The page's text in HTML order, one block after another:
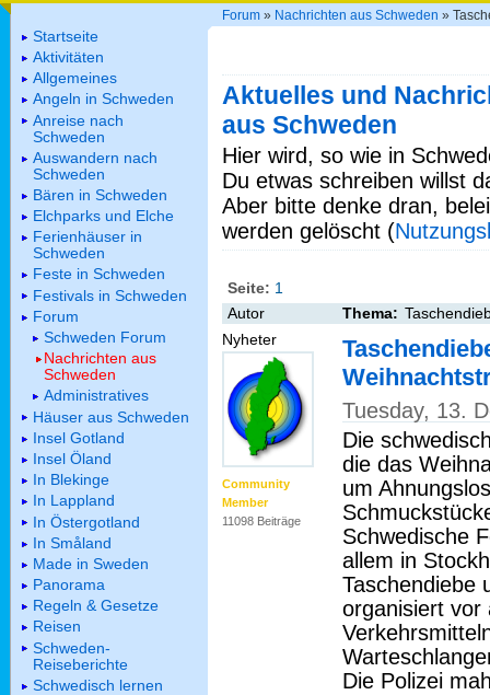
Forum » Nachrichten aus Schweden »
Aktuelles und
aus Schweden
Hier wird, so wie in
Du etwas schreiben willst
Aber bitte denke dran,
werden gelöscht (
Seite: 1
Autor
Thema:
Nyheter
Community
Member
11098 Beiträge
Tuesday, 13.
Die
die das
um
Schwedische
allem in
Taschendiebe
organisiert vor
Die Polizei
Startseite
Aktivitäten
Allgemeines
Angeln in Schweden
Anreise nach
Schweden
Auswandern nach
Schweden
Bären in Schweden
Elchparks und Elche
Ferienhäuser in
Schweden
Feste in Schweden
Festivals in Schweden
Forum
Schweden Forum
Nachrichten aus
Schweden
Administratives
Häuser aus Schweden
Insel Gotland
Insel Öland
In Blekinge
In Lappland
In Östergotland
In Småland
Made in Sweden
Panorama
Regeln & Gesetze
Reisen
Schweden-
Reiseberichte
Schwedisch lernen